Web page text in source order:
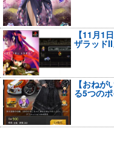
【11月1
ザラッド
【おね
る5つの